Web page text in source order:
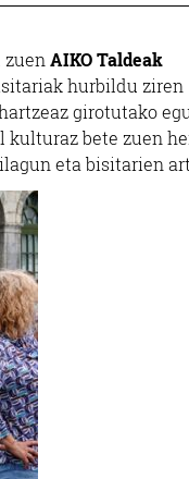
AIKO Taldeak
hurbildu ziren
girotutako
kulturaz bete zuen
eta bisitarien